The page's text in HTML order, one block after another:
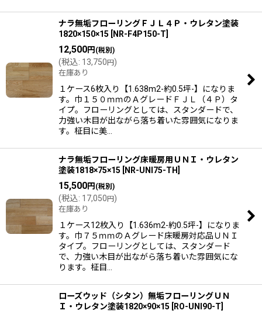
ナラ無垢フローリングＦＪＬ４Ｐ・ウレタン塗装
1820×150×15
NR-F4P150-T
12,500円 (税別)
(税込: 13,750円)
在庫あり
１ケース6枚入り【1.638m2-約0.5坪-】になりま
す。巾１５０ｍｍのＡグレードＦＪＬ（４Ｐ）タ
イプ。フローリングとしては、スタンダードで、
力強い木目が出ながら落ち着いた雰囲気になりま
す。柾目に美…
ナラ無垢フローリング床暖房用ＵＮＩ・ウレタン
塗装1818×75×15
NR-UNI75-TH
15,500円 (税別)
(税込: 17,050円)
在庫あり
１ケース12枚入り【1.636m2-約0.5坪-】になりま
す。巾７５ｍｍのＡグレード床暖房対応品ＵＮＩ
タイプ。フローリングとしては、スタンダード
で、力強い木目が出ながら落ち着いた雰囲気にな
ります。柾目…
ローズウッド（シタン）無垢フローリングＵＮ
Ｉ・ウレタン塗装1820×90×15
RO-UNI90-T